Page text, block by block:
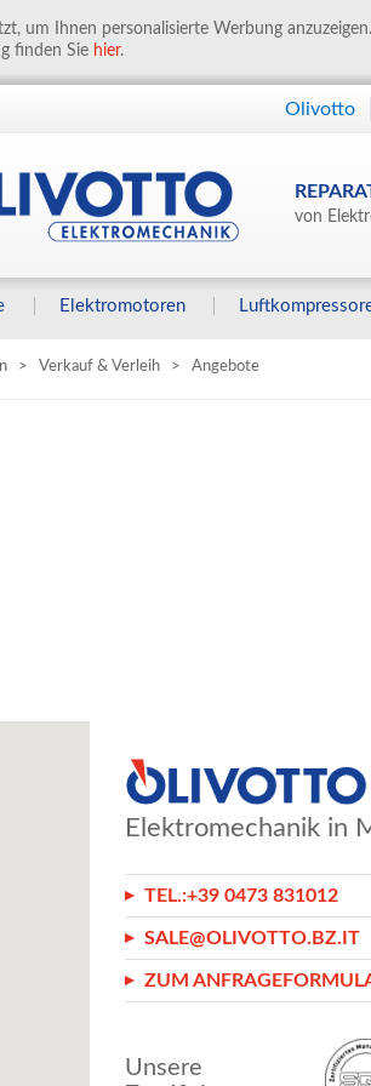
um Ihnen personalisierte Werbung
finden Sie hier.
Elektromotoren
von
Olivotto
> Verkauf & Verleih > Angebote
Elektromechanik in
TEL.:+39 0473 831012
SALE@OLIVOTTO.BZ.IT
ZUM
Unsere